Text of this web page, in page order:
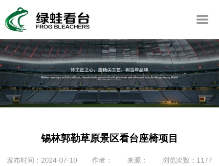
锡林郭勒草原景区看台座椅项目
发布时间：2024-07-10 作者： 来源： 浏览次数：1177